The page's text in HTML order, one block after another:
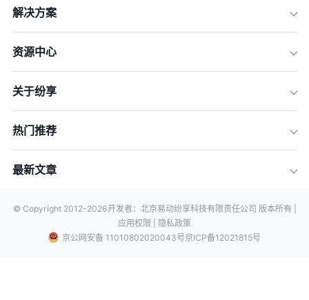
解决方案
资源中心
关于纷享
热门推荐
最新文章
© Copyright 2012-2026开发者：北京易动纷享科技有限责任公司 版本所有 |
应用权限 |
隐私政策
京公网安备 11010802020043号京ICP备12021815号